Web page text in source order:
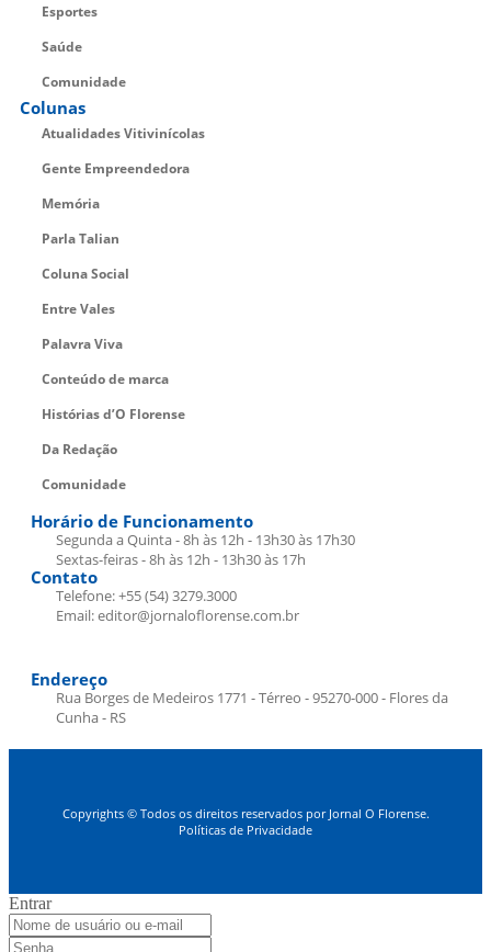
Esportes
Saúde
Comunidade
Colunas
Atualidades Vitivinícolas
Gente Empreendedora
Memória
Parla Talian
Coluna Social
Entre Vales
Palavra Viva
Conteúdo de marca
Histórias d’O Florense
Da Redação
Comunidade
Horário de Funcionamento
Segunda a Quinta - 8h às 12h - 13h30 às 17h30
Sextas-feiras - 8h às 12h - 13h30 às 17h
Contato
Telefone: +55 (54) 3279.3000
Email: editor@jornaloflorense.com.br
Endereço
Rua Borges de Medeiros 1771 - Térreo - 95270-000 - Flores da
Cunha - RS
Copyrights © Todos os direitos reservados por Jornal O Florense.
Políticas de Privacidade
Entrar